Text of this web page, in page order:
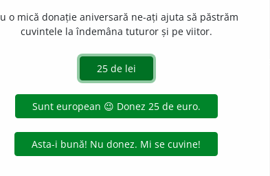
afla] (Îrg)1-2A (se) descoperi. A
acțiuni
o mică donație aniversară ne-ați ajuta să păstrăm
cuvintele la îndemâna tuturor și pe viitor.